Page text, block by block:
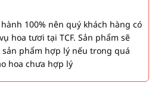
100% nên quý khách hàng có
hoa tươi tại TCF. Sản phẩm sẽ
phẩm hợp lý nếu trong quá
hoa chưa hợp lý